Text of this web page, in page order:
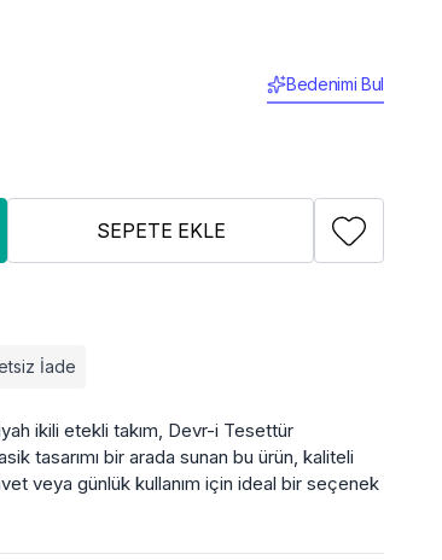
Bedenimi Bul
SEPETE EKLE
İade
ikili etekli takım, Devr-i Tesettür
tasarımı bir arada sunan bu ürün, kaliteli
veya günlük kullanım için ideal bir seçenek